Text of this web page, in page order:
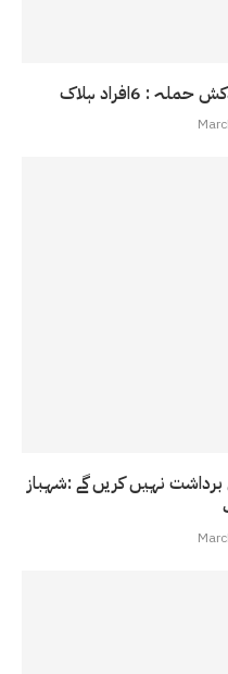
: 6افراد ہلاک
نہیں کریں گے :شہباز